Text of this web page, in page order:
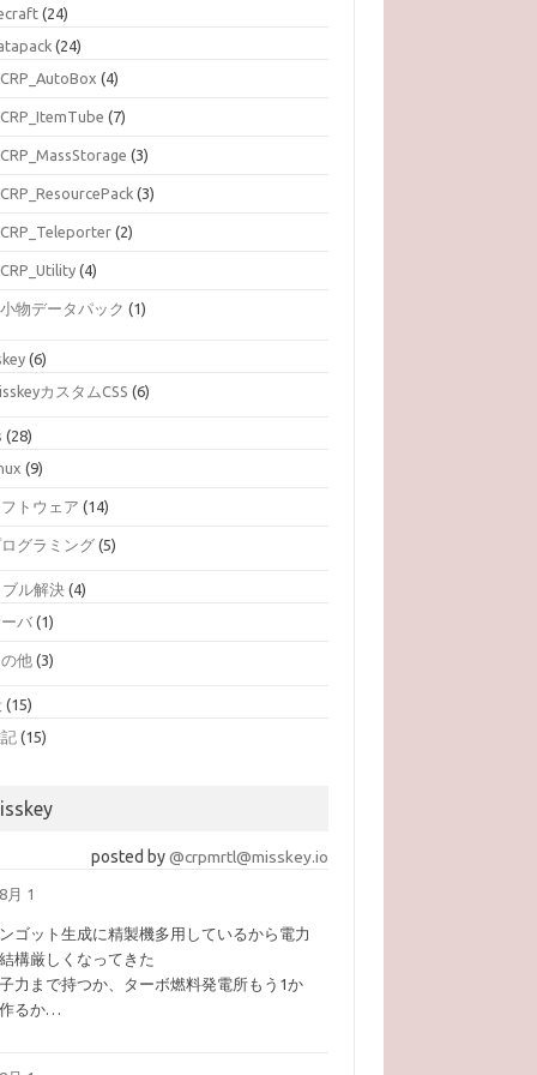
(24)
(24)
CRP_AutoBox (4)
CRP_ItemTube (7)
CRP_MassStorage (3)
CRP_ResourcePack (3)
CRP_Teleporter (2)
CRP_Utility (4)
小物データパック (1)
(6)
カスタムCSS (6)
(28)
(9)
トウェア (14)
グラミング (5)
ル解決 (4)
バ (1)
他 (3)
(15)
(15)
posted by@crpmrtl@misskey.io
8月 1
ゴット生成に精製機多用しているから電力
構厳しくなってきた
力まで持つか、ターボ燃料発電所もう1か
るか…